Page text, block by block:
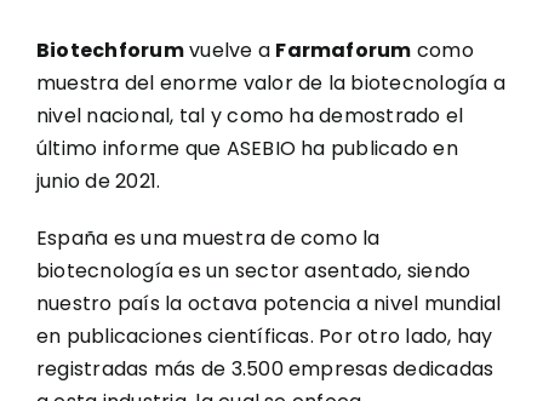
Biotechforumvuelve a Farmaforum como
muestra del enorme valor de la biotecnología a
nivel nacional, tal y como ha demostrado el
último informe que ASEBIO ha publicado en
junio de 2021.
España es una muestra de como la
biotecnología es un sector asentado, siendo
nuestro país la octava potencia a nivel mundial
en publicaciones científicas. Por otro lado, hay
registradas más de 3.500 empresas dedicadas